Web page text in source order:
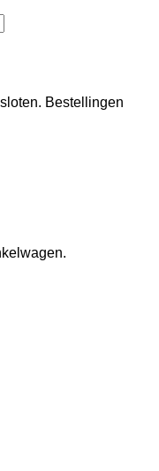
Bestellingen